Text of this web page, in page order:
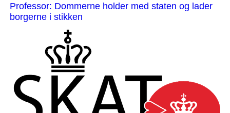
Professor: Dommerne holder med staten og lader
borgerne i stikken